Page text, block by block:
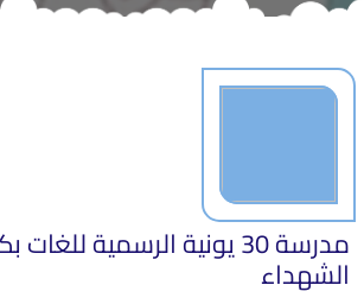
مدرسة 30 يونية الرسمية
الشهداء